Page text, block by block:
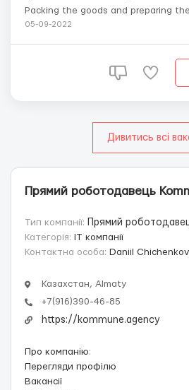
Packing the goods and preparing
clearance and shipping the goods. Communication and
05-09-2022
Дивитись всі
Прямий роботодавець
Тип компанії:
Прямий
Категорія: IT компанії
Контактна особа: Daniil Chichenkov
Казахстан, Almaty
+7(916)390-46-85
https://kommune.agency
Про компанію:
Перегляди профілю
Вакансії